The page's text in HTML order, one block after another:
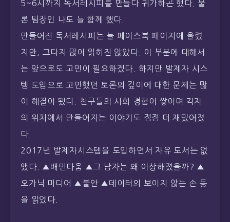
지만, 그다지 많이 읽히진 않았다. 이 부분에 대해서
는 앞으로도 고민이 필요하겠다. 하지만 발제자 시스
템 도입으로 고민했던 토론의 깊이에 대한 문제는 많
이 해결이 됐다. 친구들의 사회 경험이 쌓이며 각자
의 위치에서 만들어지는 이야기도 점점 더 재밌어졌
다.
2017년 발제자시스템을 도입하면서 자유 도서는 없
앴다. ▲배민다움 ▲그 남자는 왜 이상해졌을까? ▲
오가닉 미디어 ▲불안 ▲데이터의 보이지 않는 손 등
을 읽었다.
2018년, 연 6회로 확장